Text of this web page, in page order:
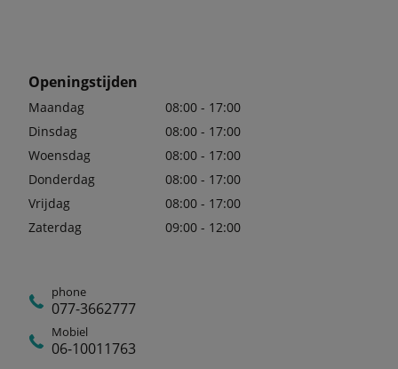
Openingstijden
Maandag
08:00 - 17:00
Dinsdag
08:00 - 17:00
Woensdag
08:00 - 17:00
Donderdag
08:00 - 17:00
Vrijdag
08:00 - 17:00
Zaterdag
09:00 - 12:00
phone
077-3662777
Mobiel
06-10011763